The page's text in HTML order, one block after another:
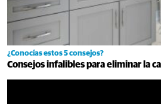
¿Conocías estos 5 consejos?
Consejos infalibles para eliminar la